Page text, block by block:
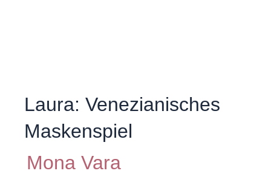
Laura: Venezianisches
Maskenspiel
Mona Vara